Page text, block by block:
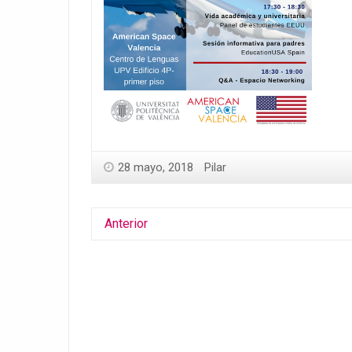
28 mayo, 2018 Pilar
Anterior